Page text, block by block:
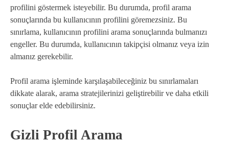
profilini göstermek isteyebilir. Bu durumda, profil arama
sonuçlarında bu kullanıcının profilini göremezsiniz. Bu
sınırlama, kullanıcının profilini arama sonuçlarında bulmanızı
engeller. Bu durumda, kullanıcının takipçisi olmanız veya izin
almanız gerekebilir.
Profil arama işleminde karşılaşabileceğiniz bu sınırlamaları
dikkate alarak, arama stratejilerinizi geliştirebilir ve daha etkili
sonuçlar elde edebilirsiniz.
Gizli Profil Arama